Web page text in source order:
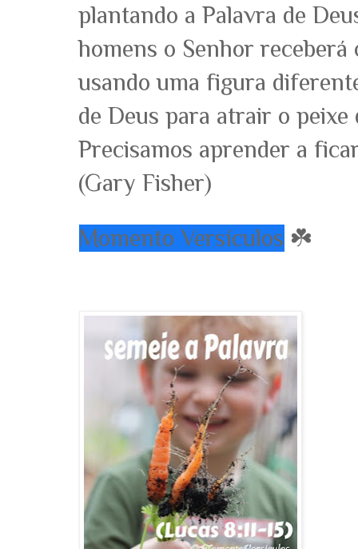
plantando a Palavra de
homens o Senhor
usando uma figura
de Deus para atrair o peixe
Precisamos aprender a
(Gary Fisher)
Momento Versículos ☘️